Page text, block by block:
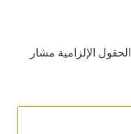
الحقول الإلزامية مشار